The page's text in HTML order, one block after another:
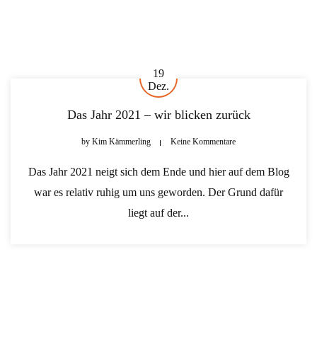
19
Dez.
Das Jahr 2021 – wir blicken zurück
by Kim Kämmerling Keine Kommentare
Das Jahr 2021 neigt sich dem Ende und hier auf dem Blog
war es relativ ruhig um uns geworden. Der Grund dafür
liegt auf der...